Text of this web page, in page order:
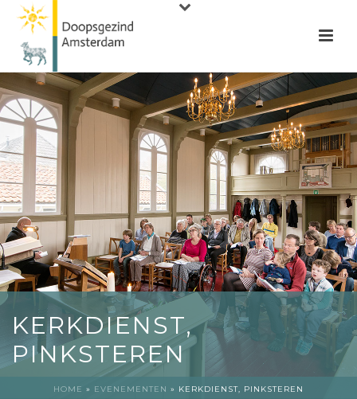
KERKDIENST,
PINKSTEREN
HOME » EVENEMENTEN » KERKDIENST, PINKSTEREN